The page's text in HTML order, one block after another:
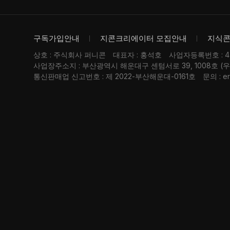
구독가입안내 지콘크리에이터 모집안내 지식
상호 : 주식회사 퍼니콘 대표자 : 홍석호
사업자등록번호 :
사업장주소지 : 부산광역시 해운대구 센텀서로 39, 1008호 (
통신판매업 신고번호 : 제 2022-부산해운대-0161호
문의 :